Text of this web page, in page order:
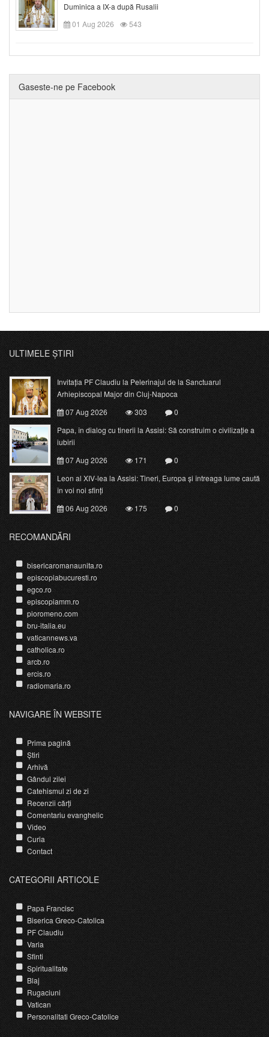
Duminica a IX-a după Rusalii
01 Aug 2026
543
Gaseste-ne pe Facebook
ULTIMELE ȘTIRI
Invitația PF Claudiu la Pelerinajul de la Sanctuarul
Arhiepiscopal Major din Cluj-Napoca
07 Aug 2026
303
0
Papa, în dialog cu tinerii la Assisi: Să construim o civilizație a
iubirii
07 Aug 2026
171
0
Leon al XIV-lea la Assisi: Tineri, Europa și întreaga lume caută
în voi noi sfinți
06 Aug 2026
175 0
RECOMANDĂRI
bisericaromanaunita.ro
episcopiabucuresti.ro
egco.ro
episcopiamm.ro
pioromeno.com
bru-italia.eu
vaticannews.va
catholica.ro
arcb.ro
ercis.ro
radiomaria.ro
NAVIGARE ÎN WEBSITE
Prima pagină
Știri
Arhivă
Gândul zilei
Catehismul zi de zi
Recenzii cărți
Comentariu evanghelic
Video
Curia
Contact
CATEGORII ARTICOLE
Papa Francisc
Biserica Greco-Catolica
PF Claudiu
Varia
Sfinti
Spiritualitate
Blaj
Rugaciuni
Vatican
Personalitati Greco-Catolice